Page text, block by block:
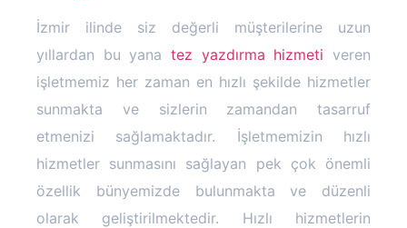
İzmir ilinde siz değerli müşterilerine uzun
yıllardan bu yana tez yazdırma hizmeti veren
işletmemiz her zaman en hızlı şekilde hizmetler
sunmakta ve sizlerin zamandan tasarruf
etmenizi sağlamaktadır. İşletmemizin hızlı
hizmetler sunmasını sağlayan pek çok önemli
özellik bünyemizde bulunmakta ve düzenli
olarak geliştirilmektedir. Hızlı hizmetlerin